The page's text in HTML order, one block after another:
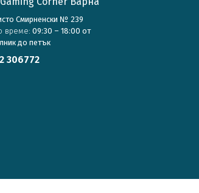
Смирненски № 239
време: 09:30 – 18:00 от
до петък
306772